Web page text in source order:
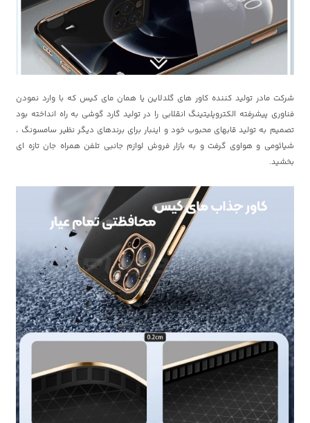
شرکت مادر تولید کننده کاور های گلدلاین یا همان مای کیس که با وارد نمودن
فناوری پیشرفته الکتروپلیتینگ انقلابی را در تولید گارد گوشی به راه انداخته بود
تصمیم به تولید قابهای محبوب خود و اینبار برای برندهای دیگر نظیر سامسونگ ،
شیائومی و هواوی گرفت و به بازار فروش لوازم جانبی تلفن همراه جان تازه ای
بخشید.